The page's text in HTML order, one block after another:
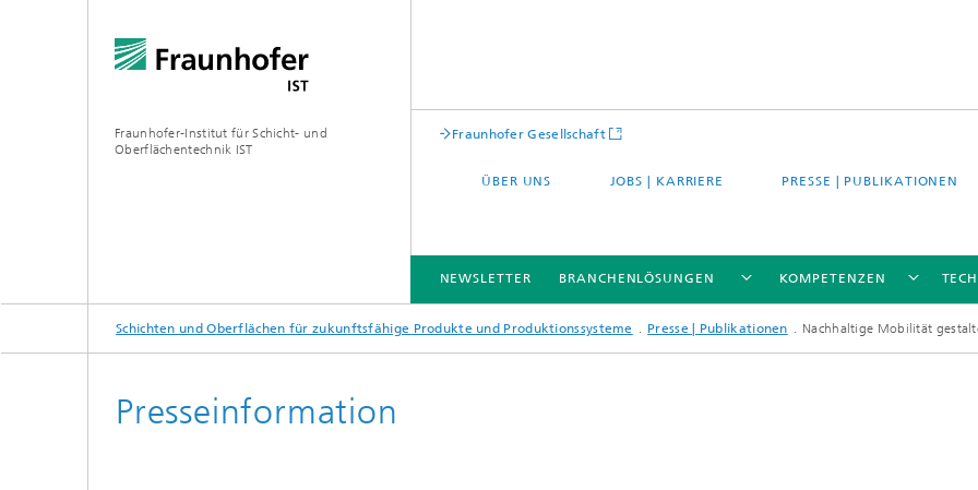
Fraunhofer-Institut für Schicht- und
Oberflächentechnik IST
Fraunhofer Gesellschaft
ÜBER UNS JOBS | KARRIERE PRESSE | PUBLIKATIONEN
NEWSLETTER BRANCHENLÖSUNGEN
BRANCHENLÖSUNGEN
KOMPETENZEN
KOMPETENZEN
TECHNOLOGIEN
ZUSAMMENARBEIT
Schichten und Oberflächen für zukunftsfähige Produkte und Produktionssysteme Presse | Publikationen Nachhaltige Mobilität
Presseinformation